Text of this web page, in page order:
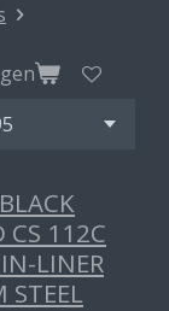
CS 112C
LINER